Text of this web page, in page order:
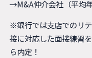
→M&A仲介会社（平均
※銀行では支店でのリ
接に対応した面接練習
ら内定！